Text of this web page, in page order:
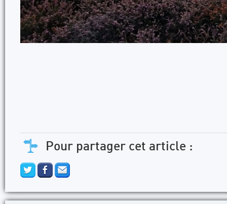
Pour partager cet article :